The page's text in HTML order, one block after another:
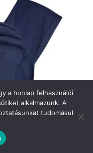
a honlap felhasználói
alkalmazunk. A
tudomásul